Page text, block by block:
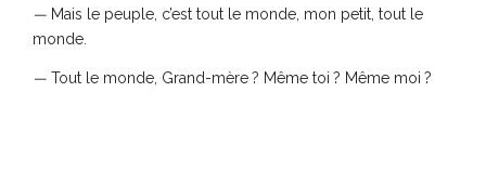
— Mais le peuple, c’est tout le monde, mon petit, tout le
monde.
— Tout le monde, Grand-mère ? Même toi ? Même moi ?